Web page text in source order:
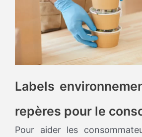
Labels
repères pour le
Pour aider les